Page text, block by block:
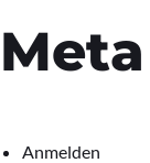
Meta
Anmelden